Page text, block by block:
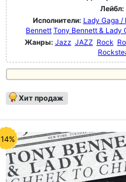
Лейбл:
Исполнители: Lady Gaga /
Bennett Tony Bennett & Lady
Жанры: Jazz JAZZ Rock
Хит продаж